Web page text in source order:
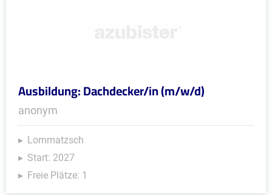
Ausbildung: Dachdecker/in (m/w/d)
anonym
Lommatzsch
Start: 2027
Freie Plätze: 1